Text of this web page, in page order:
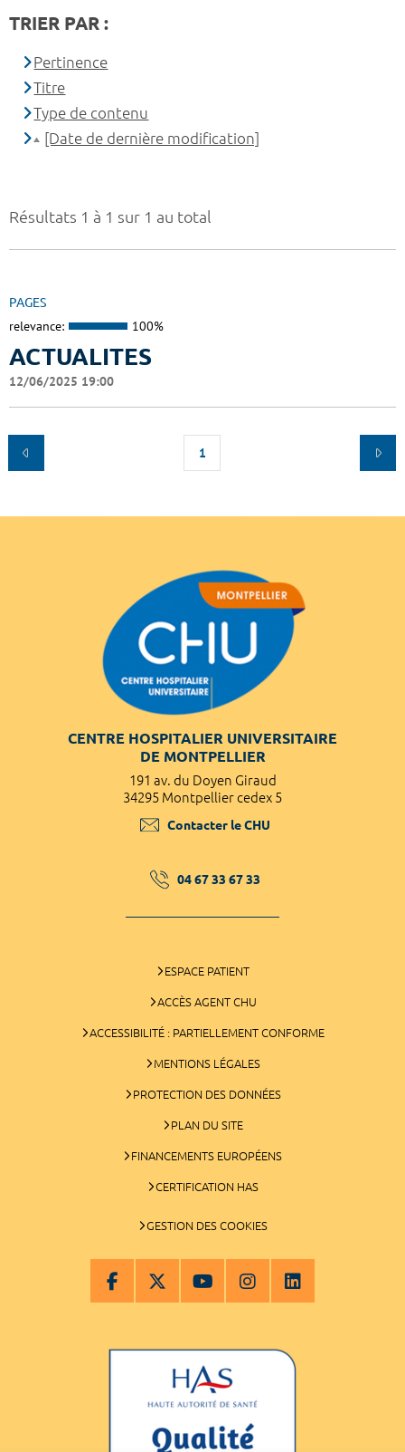
Résultats 1 à 1 sur 1 au total
PAGES
relevance: 100%
ACTUALITES
12/06/2025 19:00
1
TRIER PAR :
Pertinence
Titre
Type de contenu
[Date de dernière modification]
CENTRE HOSPITALIER UNIVERSITAIRE
DE MONTPELLIER
191 av. du Doyen Giraud
34295 Montpellier cedex 5
Contacter le CHU
04 67 33 67 33
ESPACE PATIENT
ACCÈS AGENT CHU
ACCESSIBILITÉ : PARTIELLEMENT CONFORME
MENTIONS LÉGALES
PROTECTION DES DONNÉES
PLAN DU SITE
FINANCEMENTS EUROPÉENS
CERTIFICATION HAS
GESTION DES COOKIES